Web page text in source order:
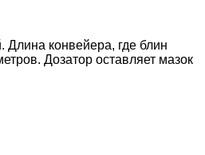
Длина конвейера, где блин
Дозатор оставляет мазок